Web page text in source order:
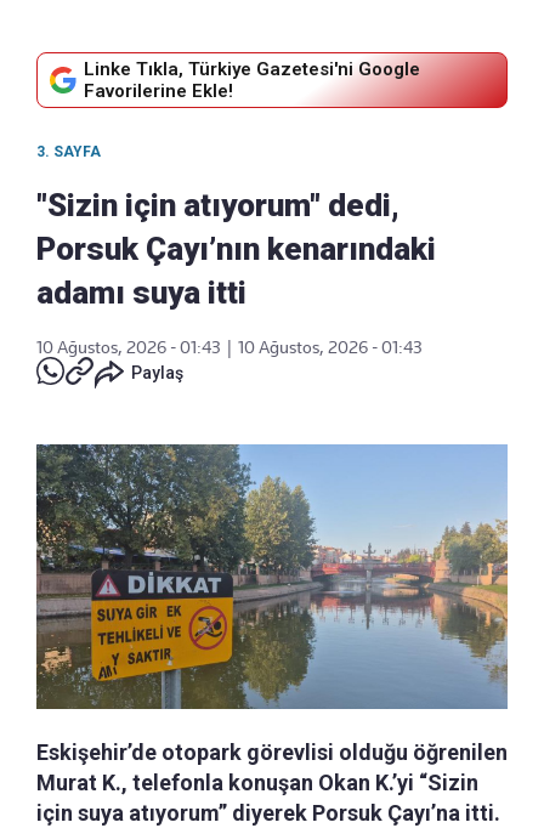
Linke Tıkla, Türkiye Gazetesi'ni Google
Favorilerine Ekle!
3. SAYFA
"Sizin için atıyorum" dedi,
Porsuk Çayı’nın kenarındaki
adamı suya itti
10 Ağustos, 2026 - 01:43
10 Ağustos, 2026 - 01:43
Paylaş
Eskişehir’de otopark görevlisi olduğu öğrenilen
Murat K., telefonla konuşan Okan K.’yi “Sizin
için suya atıyorum” diyerek Porsuk Çayı’na itti.